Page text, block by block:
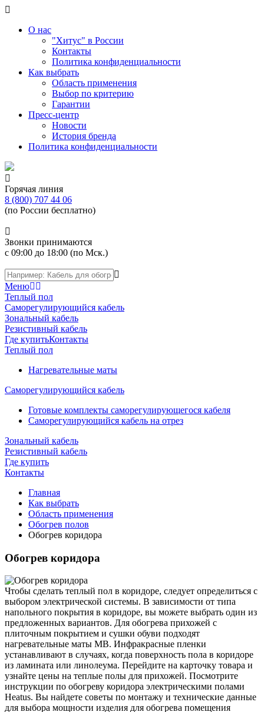
О нас
"Хитус" в России
Контакты
Политика конфиденциальности
Как выбрать
Область применения
Выбор по критерию
Гарантии
Пресс-центр
Новости
История бренда
Политика конфиденциальности
Горячая линия
8 (800) 707 44 06
(по России бесплатно)
Звонки принимаются
с 09:00 до 18:00 (по Мск.)
Меню
Теплый пол
Саморегулирующийся кабель
Зональный кабель
Резистивный кабель
Где купитьКонтакты
Теплый пол
Нагревательные маты
Саморегулирующийся кабель
Готовые комплекты саморегулирующегося кабеля
Саморегулирующийся кабель на отрез
Зональный кабель
Резистивный кабель
Где купить
Контакты
Главная
Как выбрать
Область применения
Обогрев полов
Обогрев коридора
Обогрев коридора
Чтобы сделать теплый пол в коридоре, следует определиться с
выбором электрической системы. В зависимости от типа
напольного покрытия в коридоре, вы можете выбрать один из
предложенных вариантов. Для обогрева прихожей с
плиточным покрытием и сушки обуви подходят
нагревательные маты MB. Инфракрасные пленки
устанавливают в случаях, когда поверхность пола в коридоре
из ламината или линолеума. Перейдите на карточку товара и
узнайте цены на теплые полы для прихожей. Посмотрите
инструкции по обогреву коридора электрическими полами
Heatus. Вы найдете советы по монтажу и технические данные
для выбора мощности изделия для обогрева помещения